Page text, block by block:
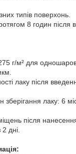
типів поверхонь.
8 годин після
г/м² для
лаку після
зберігання лаку: 6
після
дні.